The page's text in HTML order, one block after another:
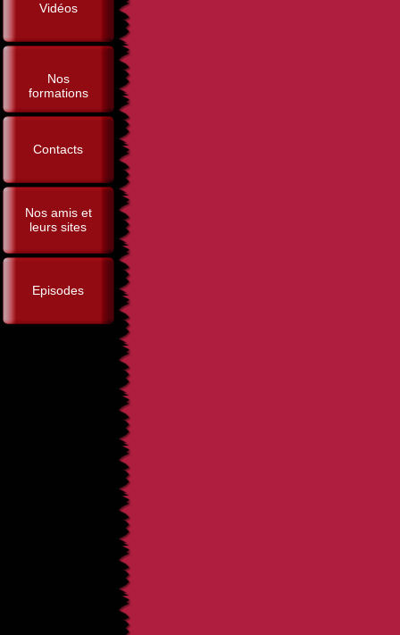
Vidéos
Nos
formations
Contacts
Nos amis et
leurs sites
Episodes